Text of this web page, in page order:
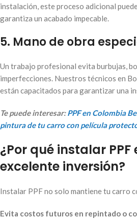
instalación, este proceso adicional
garantiza un acabado impecable.
5. Mano de obra
Un trabajo profesional evita burbujas,
imperfecciones. Nuestros técnicos en
están capacitados para garantizar una
Te puede interesar:PPF en Colombia
pintura de tu carro con película
¿Por qué instalar PPF
excelente inversión?
Instalar PPF no solo mantiene tu carro
Evita costos futuros en repintado o